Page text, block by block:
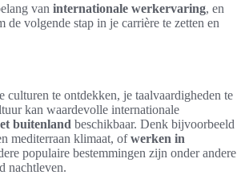
van internationale werkervaring, en
volgende stap in je carrière te zetten en
te ontdekken, je taalvaardigheden te
kan waardevolle internationale
buitenland beschikbaar. Denk bijvoorbeeld
mediterraan klimaat, ofwerken in
populaire bestemmingen zijn onder andere
nachtleven.